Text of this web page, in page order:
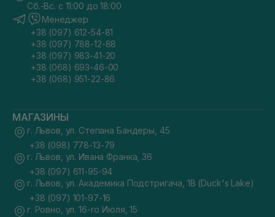
Сб.-Вс. с 11:00 до 18:00
Менеджер
+38 (097) 612-54-81
+38 (097) 788-12-88
+38 (097) 983-41-20
+38 (068) 693-46-00
+38 (068) 951-22-86
МАГАЗИНЫ
г. Львов, ул. Степана Бандеры, 45
+38 (098) 778-13-79
г. Львов, ул. Ивана Франка, 36
+38 (097) 611-95-94
г. Львов, ул. Академика Подстригача, 1В (Duck's Lake)
+38 (097) 101-97-16
г. Ровно, ул. 16-го Июля, 15